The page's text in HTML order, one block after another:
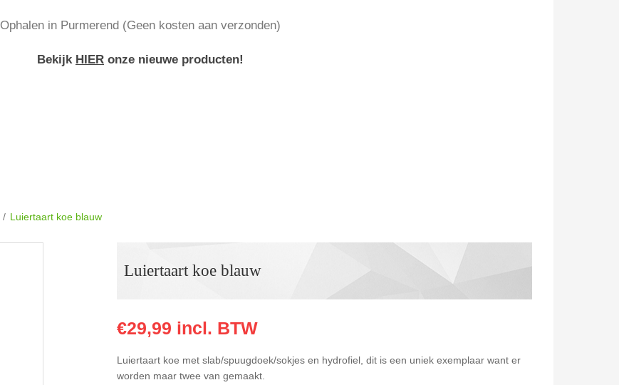
Ophalen in Purmerend (Geen kosten aan verzonden)
Bekijk HIER onze nieuwe producten!
/ Luiertaart koe blauw
Luiertaart koe blauw
€29,99 incl. BTW
Luiertaart koe met slab/spuugdoek/sokjes en hydrofiel, dit is een uniek exemplaar want er
worden maar twee van gemaakt.